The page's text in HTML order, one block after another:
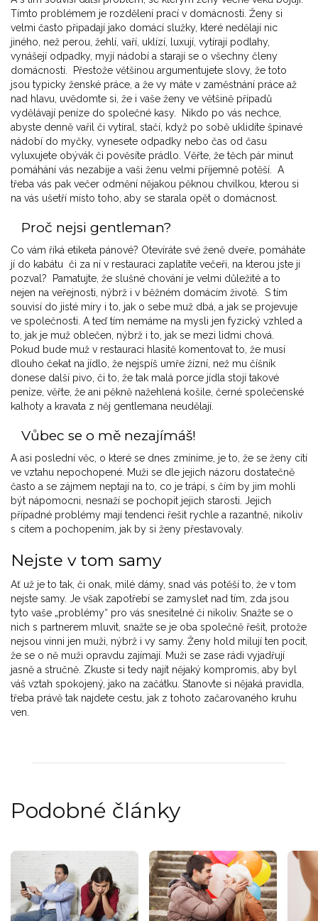
Tímto problémem je rozdělení prací v domácnosti. Ženy si
velmi často připadají jako domácí služky, které nedělají nic
jiného, než perou, žehlí, vaří, uklízí, luxují, vytírají podlahy,
vynášejí odpadky, myjí nádobí a starají se o všechny členy
domácnosti. Přestože většinou argumentujete slovy, že toto
jsou typicky ženské práce, a že vy máte v zaměstnání práce až
nad hlavu, uvědomte si, že i vaše ženy ve většině případů
vydělávají peníze do společné kasy. Nikdo po vás nechce,
abyste denně vařil či vytíral, stačí, když po sobě uklidíte špinavé
nádobí do myčky, vynesete odpadky nebo čas od času
vyluxujete obývák či pověsíte prádlo. Věřte, že těch pár minut
pomáhání vás nezabije a vaši ženu velmi příjemně potěší. A
třeba vás pak večer odmění nějakou pěknou chvilkou, kterou si
na vás ušetří místo toho, aby se starala opět o domácnost.
Proč nejsi gentleman?
Co vám říká etiketa pánové? Otevíráte své ženě dveře, pomáháte
jí do kabátu či za ní v restauraci zaplatíte večeři, na kterou jste ji
pozval? Pamatujte, že slušné chování je velmi důležité a to
nejen na veřejnosti, nýbrž i v běžném domácím životě. S tím
souvisí do jisté míry i to, jak o sebe muž dbá, a jak se projevuje
ve společnosti. A teď tím nemáme na mysli jen fyzický vzhled a
to, jak je muž oblečen, nýbrž i to, jak se mezi lidmi chová.
Pokud bude muž v restauraci hlasitě komentovat to, že musí
dlouho čekat na jídlo, že nejspíš umře žízní, než mu číšník
donese další pivo, či to, že tak malá porce jídla stojí takové
peníze, věřte, že ani pěkně nažehlená košile, černé společenské
kalhoty a kravata z něj gentlemana neudělají.
Vůbec se o mě nezajímáš!
A asi poslední věc, o které se dnes zmíníme, je to, že se ženy cítí
ve vztahu nepochopené. Muži se dle jejich názoru dostatečně
často a se zájmem neptají na to, co je trápí, s čím by jim mohli
být nápomocni, nesnaží se pochopit jejich starosti. Jejich
případné problémy mají tendenci řešit rychle a razantně, nikoliv
s citem a pochopením, jak by si ženy přestavovaly.
Nejste v tom samy
Ať už je to tak, či onak, milé dámy, snad vás potěší to, že v tom
nejste samy. Je však zapotřebí se zamyslet nad tím, zda jsou
tyto vaše „problémy“ pro vás snesitelné či nikoliv. Snažte se o
nich s partnerem mluvit, snažte se je oba společně řešit, protože
nejsou vinni jen muži, nýbrž i vy samy. Ženy hold milují ten pocit,
že se o ně muži opravdu zajímají. Muži se zase rádi vyjadřují
jasně a stručně. Zkuste si tedy najít nějaký kompromis, aby byl
váš vztah spokojený, jako na začátku. Stanovte si nějaká pravidla,
třeba právě tak najdete cestu, jak z tohoto začarovaného kruhu
ven.
Podobné články